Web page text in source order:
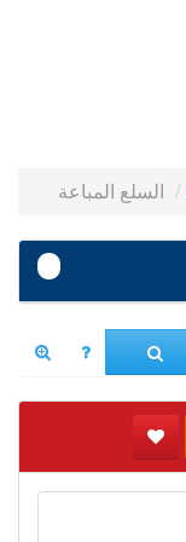
السلع المباعة